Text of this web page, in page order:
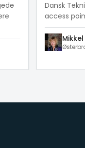
Dansk
access
Mikkel